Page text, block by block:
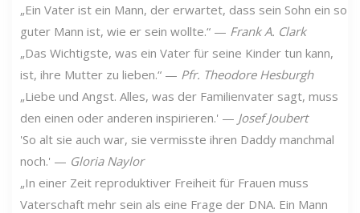
„Ein Vater ist ein Mann, der erwartet, dass sein Sohn ein so
guter Mann ist, wie er sein wollte.“ — Frank A. Clark
„Das Wichtigste, was ein Vater für seine Kinder tun kann,
ist, ihre Mutter zu lieben.“ — Pfr. Theodore Hesburgh
„Liebe und Angst. Alles, was der Familienvater sagt, muss
den einen oder anderen inspirieren.' — Josef Joubert
'So alt sie auch war, sie vermisste ihren Daddy manchmal
noch.' — Gloria Naylor
„In einer Zeit reproduktiver Freiheit für Frauen muss
Vaterschaft mehr sein als eine Frage der DNA. Ein Mann